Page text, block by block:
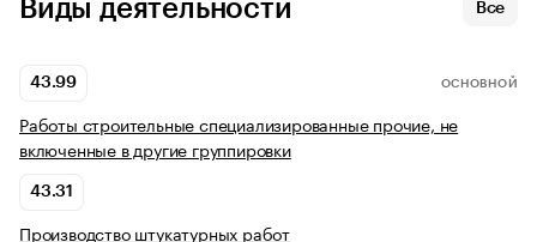
Виды деятельности Все
43.99 ОСНОВНОЙ
Работы строительные специализированные прочие, не
включенные в другие группировки
43.31
Производство штукатурных работ